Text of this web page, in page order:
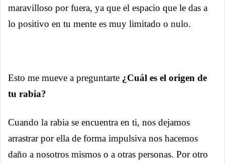
maravilloso por fuera, ya que el espacio que le das a
lo positivo en tu mente es muy limitado o nulo.
Esto me mueve a preguntarte ¿Cuál es el origen de
tu rabia?
Cuando la rabia se encuentra en ti, nos dejamos
arrastrar por ella de forma impulsiva nos hacemos
daño a nosotros mismos o a otras personas. Por otro